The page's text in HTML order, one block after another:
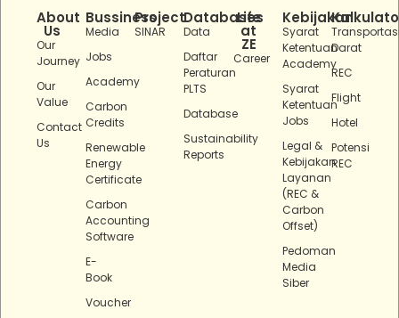
About
Us
Our
Journey
Our
Value
Contact
Us
Bussiness
Media
Jobs
Academy
Carbon
Credits
Renewable
Energy
Certificate
Carbon
Accounting
Software
E-
Book
Voucher
Project
SINAR
Databases
Data
Daftar
Peraturan
PLTS
Database
Sustainability
Reports
Life
at
ZE
Career
Kebijakan
Syarat
Ketentuan
Academy
Syarat
Ketentuan
Jobs
Legal &
Kebijakan
Layanan
(REC &
Carbon
Offset)
Pedoman
Media
Siber
Darat
REC
Flight
Hotel
Potensi
REC